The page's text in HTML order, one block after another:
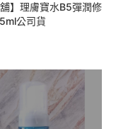
舖】理膚寶水B5彈潤修
公司貨